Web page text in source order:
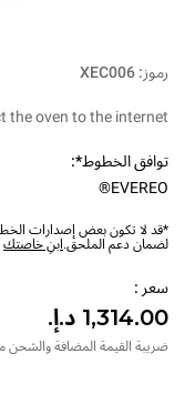
رموز: XEC006
the oven to the internet.
توافق الخطوط*:
EVEREO®
*قد لا تكون بعض إصدارات
لضمان دعم الملحق.ابنِ خاصتك
سعر :
ضريبة القيمة المضافة والشحن